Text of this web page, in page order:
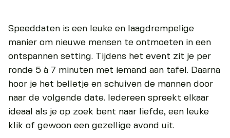
Speeddaten is een leuke en laagdrempelige
manier om nieuwe mensen te ontmoeten in een
ontspannen setting. Tijdens het event zit je per
ronde 5 à 7 minuten met iemand aan tafel. Daarna
hoor je het belletje en schuiven de mannen door
naar de volgende date. Iedereen spreekt elkaar
ideaal als je op zoek bent naar liefde, een leuke
klik of gewoon een gezellige avond uit.